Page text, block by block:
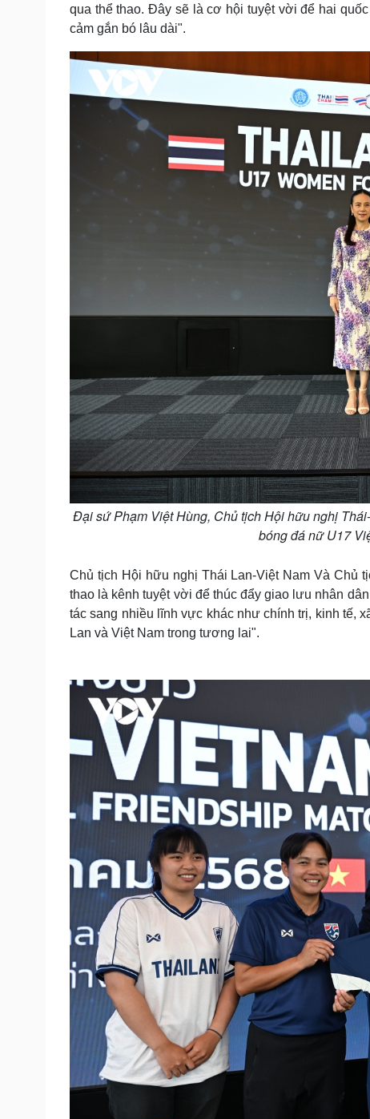
qua thể thao. Đây sẽ là cơ hội tuyệt vời để hai
cảm gắn bó lâu dài".
Đại sứ Phạm Việt Hùng, Chủ tịch Hội hữu nghị
bóng đá nữ U17
Chủ tịch Hội hữu nghị Thái Lan-Việt Nam Và Chủ
thao là kênh tuyệt vời để thúc đẩy giao lưu nhân
tác sang nhiều lĩnh vực khác như chính trị, kinh tế,
Lan và Việt Nam trong tương lai".